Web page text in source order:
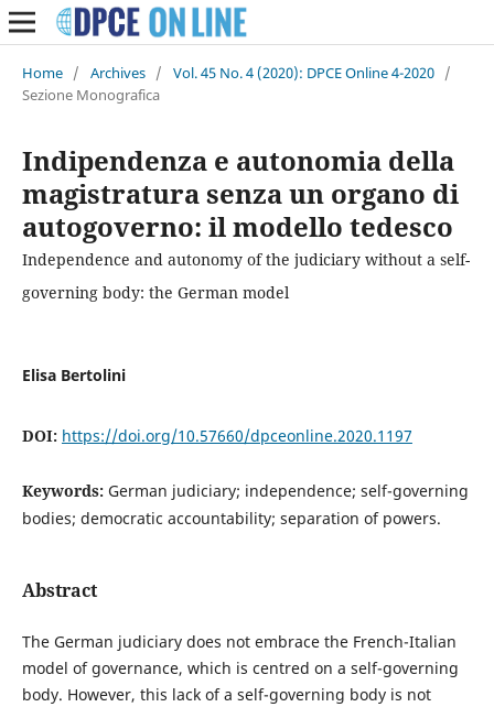
Home / Archives / Vol. 45 No. 4 (2020): DPCE Online 4-2020 /
Sezione Monografica
Indipendenza e autonomia della
magistratura senza un organo di
autogoverno: il modello tedesco
Independence and autonomy of the judiciary without a self-
governing body: the German model
Elisa Bertolini
DOI: https://doi.org/10.57660/dpceonline.2020.1197
Keywords: German judiciary; independence; self-governing
bodies; democratic accountability; separation of powers.
Abstract
The German judiciary does not embrace the French-Italian
model of governance, which is centred on a self-governing
body. However, this lack of a self-governing body is not